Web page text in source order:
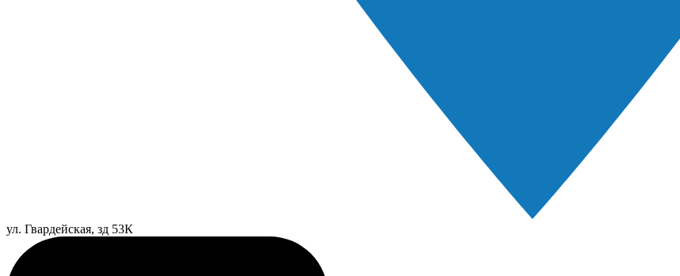
ул. Гвардейская, зд 53К